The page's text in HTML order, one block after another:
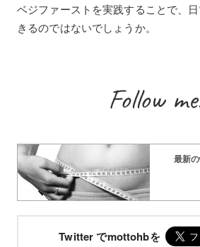
ベジファーストを実践することで、
きるのではないでしょうか。
Follow
最新
Twitter でmottohbを